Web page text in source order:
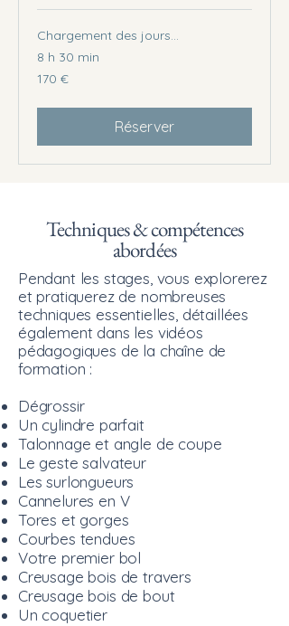
Chargement des jours...
8 h 30 min
170
euros
170 €
Réserver
Techniques & compétences
abordées
Pendant les stages, vous explorerez
et pratiquerez de nombreuses
techniques essentielles, détaillées
également dans les vidéos
pédagogiques de la chaîne de
formation :
Dégrossir
Un cylindre parfait
Talonnage et angle de coupe
Le geste salvateur
Les surlongueurs
Cannelures en V
Tores et gorges
Courbes tendues
Votre premier bol
Creusage bois de travers
Creusage bois de bout
Un coquetier